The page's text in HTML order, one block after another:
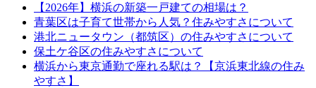
【2026年】横浜の新築一戸建ての相場は？
青葉区は子育て世帯から人気？住みやすさについて
港北ニュータウン（都筑区）の住みやすさについて
保土ケ谷区の住みやすさについて
横浜から東京通勤で座れる駅は？【京浜東北線の住み
やすさ】